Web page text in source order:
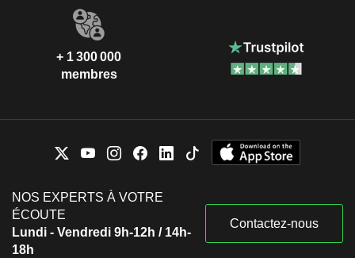
+ 1 300 000
membres
NOS EXPERTS À VOTRE
ÉCOUTE
Lundi - Vendredi 9h-12h / 14h-
18h
Contactez-nous